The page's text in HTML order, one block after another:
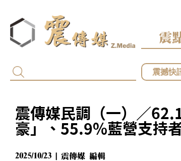
震
震傳媒民調（一）／
豪」、55.9%藍營支持
2025/10/23 | 震傳媒 編輯